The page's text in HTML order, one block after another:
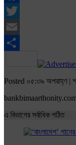
Facebook
Twitter
Email
Share
Posted ০৫:৩৯ অপরাহ্ণ |
এ বিভাগের সর্বাধিক পঠিত